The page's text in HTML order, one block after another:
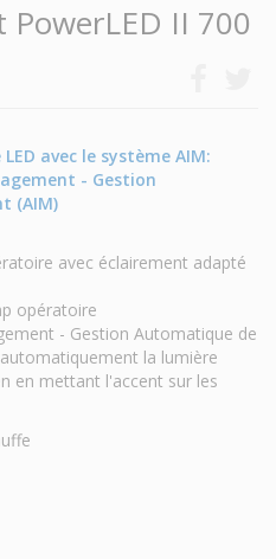
PowerLED II 700
avec le système AIM:
- Gestion
(AIM)
avec éclairement adapté
opératoire
- Gestion Automatique de
la lumière
en mettant l'accent sur les